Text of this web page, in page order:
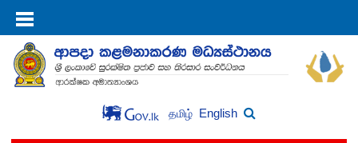
தமிழ் English